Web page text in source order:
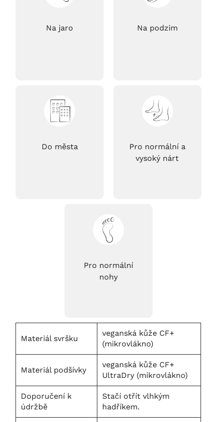
Na jaro Na podzim
Do města
Pro normální a
vysoký nárt
Pro normální
nohy
Materiál svršku
veganská kůže CF+
(mikrovlákno)
Materiál podšívky
veganská kůže CF+
UltraDry (mikrovlákno)
Doporučení k
údržbě
Stačí otřít vlhkým
hadříkem.